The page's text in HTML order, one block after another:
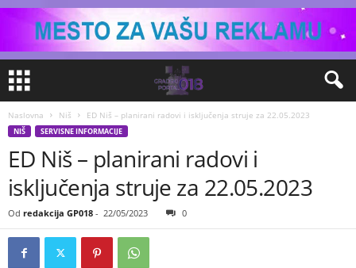
Naslovna Niš ED Niš – planirani radovi i isključenja struje za 22.05.2023
NIŠ SERVISNE INFORMACIJE
ED Niš – planirani radovi i
isključenja struje za 22.05.2023
Od redakcija GP018 - 22/05/2023 0